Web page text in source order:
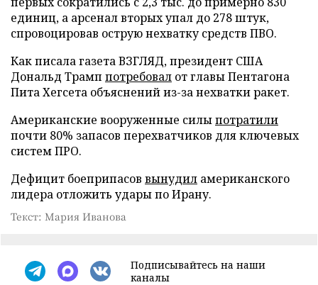
единиц, а арсенал вторых упал до 278 штук,
спровоцировав острую нехватку средств ПВО.
Как писала газета ВЗГЛЯД, президент США
Дональд Трамп потребовал от главы Пентагона
Пита Хегсета объяснений из-за нехватки ракет.
Американские вооруженные силыпотратили
почти 80% запасов перехватчиков для ключевых
систем ПРО.
Дефицит боеприпасов вынудил американского
лидера отложить удары по Ирану.
Текст: Мария Иванова
Подписывайтесь на наши
каналы